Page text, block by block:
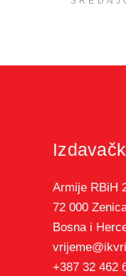
Armije RBiH
72 000
Bosna i
+387 32 462